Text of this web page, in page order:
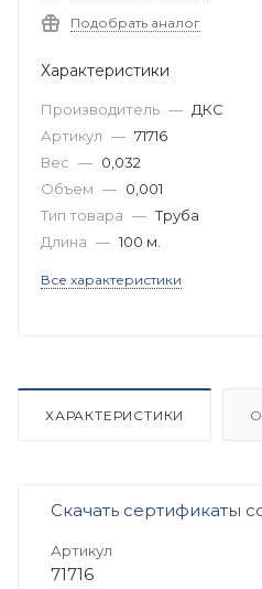
Подобрать аналог
Характеристики
Производитель — ДКС
Артикул — 71716
Вес — 0,032
Объем — 0,001
Тип товара — Труба
Длина — 100 м.
Все характеристики
ХАРАКТЕРИСТИКИ
Скачать сертификаты
Артикул
71716